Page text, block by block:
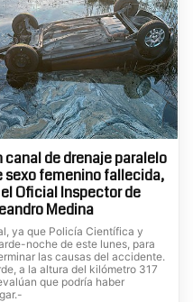
canal de drenaje paralelo
sexo femenino fallecida,
Oficial Inspector de
Medina
ya que Policía Científica y
noche de este lunes, para
las causas del accidente.
a la altura del kilómetro 317
que podría haber